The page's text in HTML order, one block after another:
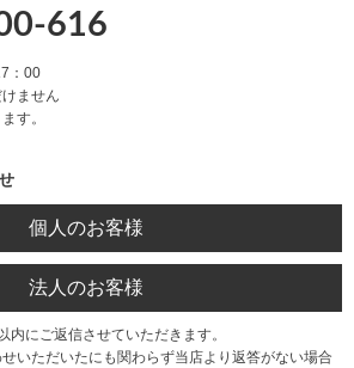
616
：00
ません
す。
個人のお客様
法人のお客様
内にご返信させていただきます。
いただいたにも関わらず当店より返答がない場合